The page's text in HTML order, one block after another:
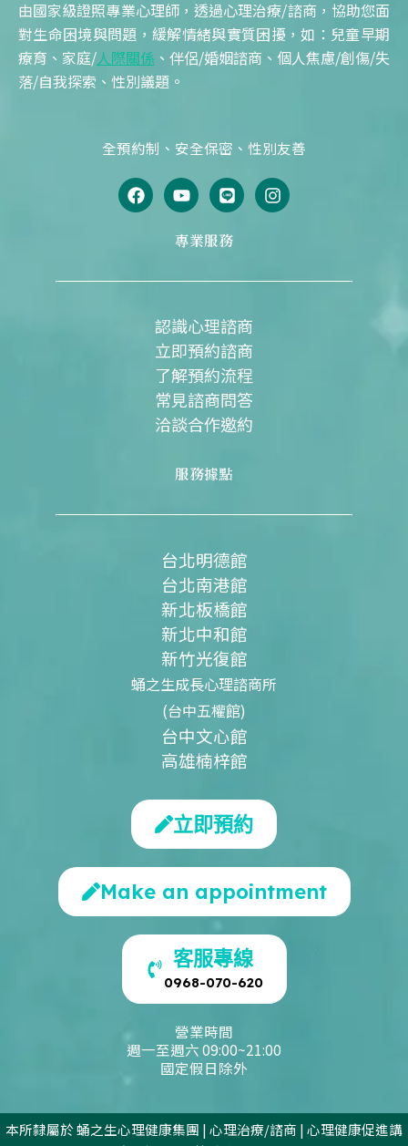
由國家級證照專業心理師，透過心理治療/諮商，協助您面
對生命困境與問題，緩解情緒與實質困擾，如：兒童早期
療育、家庭/人際關係 、伴侶/婚姻諮商、個人焦慮/創傷/失
落/自我探索、性別議題。
全預約制、安全保密、性別友善
F
a
c
o
Y
o
u
t
u
e
L
i
n
e
I
n
s
r
專業服務
認識心理諮商
立即預約諮商
了解預約流程
常見諮商問答
洽談合作邀約
服務據點
台北明德館
台北南港館
新北板橋館
新北中和館
新竹光復館
蛹之生成長心理諮商所
(台中五權館)
台中文心館
高雄楠梓館
立即預約
Make an appointment
客服專線
0968-070-620
營業時間
週一至週六 09:00~21:00
國定假日除外
本所隸屬於蛹之生心理健康集團 |心理治療/諮商 |心理健康促進講